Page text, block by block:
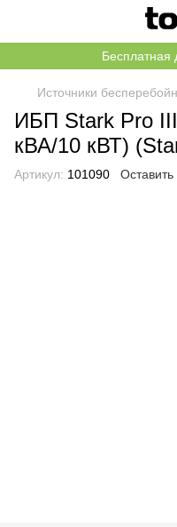
Бесплатная
Источники
ИБП Stark Pro
кВА/10 кВТ)
Артикул: 101090 Оставить